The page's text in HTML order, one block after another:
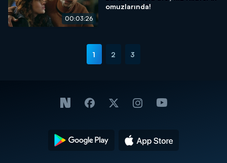
00:03:26
omuzlarında!
1 2 3